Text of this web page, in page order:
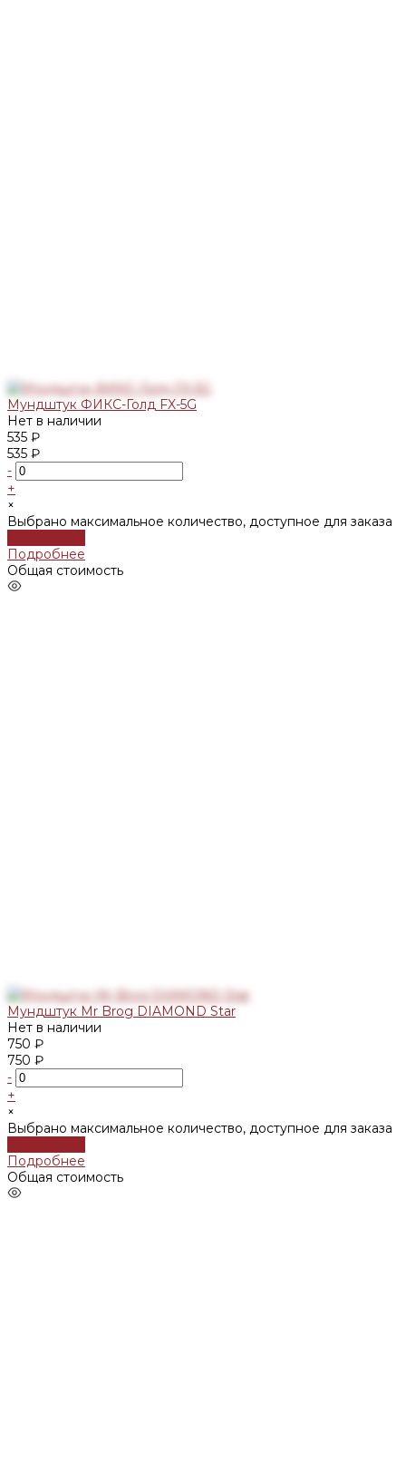
Мундштук ФИКС-Голд FX-5G
Нет в наличии
535 ₽
535 ₽
-
+
×
Выбрано максимальное количество, доступное для заказа
Подробнее
Общая стоимость
Мундштук Mr Brog DIAMOND Star
Нет в наличии
750 ₽
750 ₽
-
+
×
Выбрано максимальное количество, доступное для заказа
Подробнее
Общая стоимость